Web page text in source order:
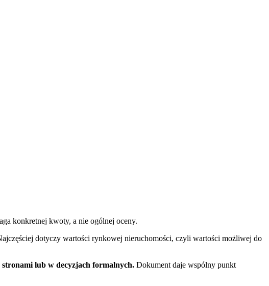
konkretnej kwoty, a nie ogólnej oceny.
dotyczy wartości rynkowej nieruchomości, czyli wartości możliwej do
lub w decyzjach formalnych. Dokument daje wspólny punkt